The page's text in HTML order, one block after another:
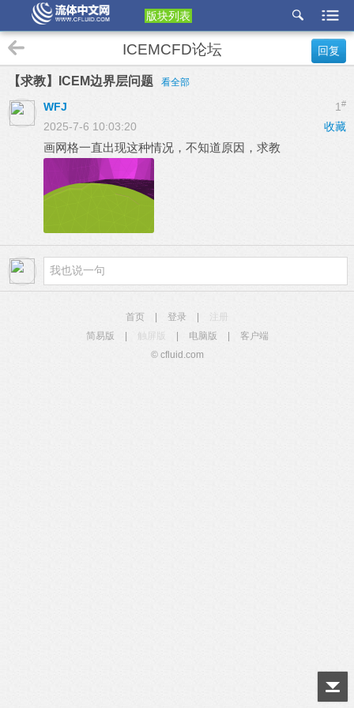
版块列表
etu
p
回复
ICEMCFD论坛
【求教】ICEM边界层问题 看全部
1 #
WFJ
收藏
2025-7-6 10:03:20
画网格一直出现这种情况，不知道原因，求教
首页 登录
注册
简易版
触屏版 电脑版
客户端
© cfluid.com